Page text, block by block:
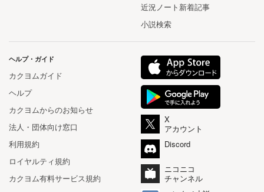
近況ノート新着記事
小説検索
ヘルプ・ガイド
カクヨムガイド
ヘルプ
カクヨムからのお知らせ
法人・団体向け窓口
利用規約
ロイヤルティ規約
カクヨム有料サービス規約
X
アカウント
Discord
ニコニコ
チャンネル